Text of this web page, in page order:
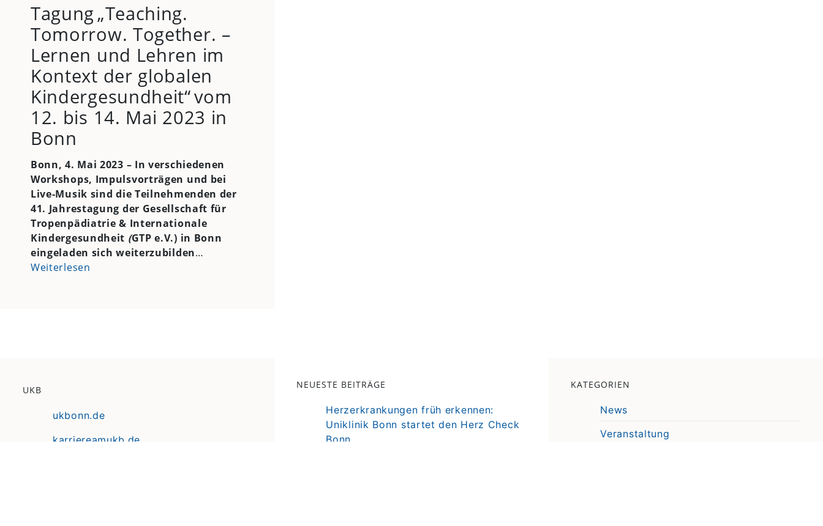
Tagung „Teaching.
Tomorrow. Together. –
Lernen und Lehren im
Kontext der globalen
Kindergesundheit“ vom
12. bis 14. Mai 2023 in
Bonn
Bonn, 4. Mai 2023 – In verschiedenen
Workshops, Impulsvorträgen und bei
Live-Musik sind die Teilnehmenden der
41. Jahrestagung der Gesellschaft für
Tropenpädiatrie & Internationale
Kindergesundheit (GTP e.V.) in Bonn
eingeladen sich weiterzubilden…
Weiterlesen
UKB
ukbonn.de
karriereamukb.de
NEUESTE BEITRÄGE
Herzerkrankungen früh erkennen:
Uniklinik Bonn startet den Herz Check
Bonn
KATEGORIEN
News
Veranstaltung